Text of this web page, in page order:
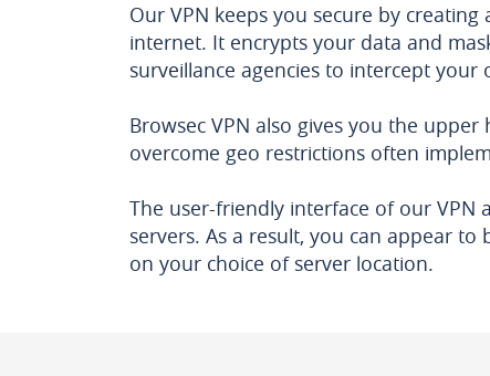
Our VPN keeps you secure by
internet. It encrypts your data and
surveillance agencies to intercept your
Browsec VPN also gives you the
overcome geo restrictions often
The user-friendly interface of our VPN
servers. As a result, you can appear
on your choice of server location.